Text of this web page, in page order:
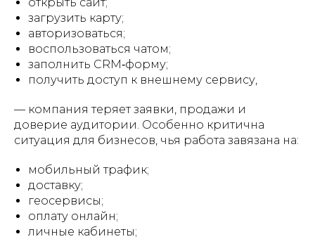
загрузить карту;
авторизоваться;
воспользоваться чатом;
заполнить CRM‑форму;
получить доступ к внешнему сервису,
— компания теряет заявки, продажи и
доверие аудитории. Особенно критична
ситуация для бизнесов, чья работа завязана на:
мобильный трафик;
доставку;
геосервисы;
оплату онлайн;
личные кабинеты;